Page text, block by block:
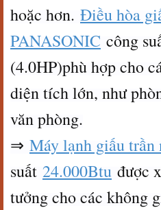
hoặc hơn. Điều hòa
PANASONIC công
(4.0HP)phù hợp cho
diện tích lớn, như
văn phòng.
⇒ Máy lạnh giấu trần
suất 24.000Btu được
tưởng cho các không